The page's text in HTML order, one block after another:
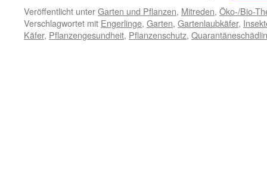
Veröffentlicht unterGarten und Pflanzen, Mitreden, Öko-/Bio-
Verschlagwortet mit Engerlinge, Garten, Gartenlaubkäfer,
Käfer, Pflanzengesundheit, Pflanzenschutz,